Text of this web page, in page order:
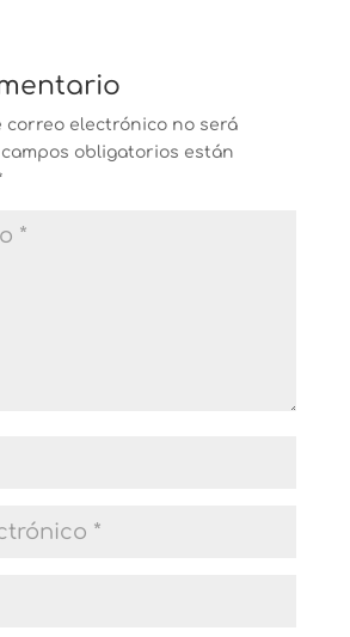
correo electrónico no será
campos obligatorios están